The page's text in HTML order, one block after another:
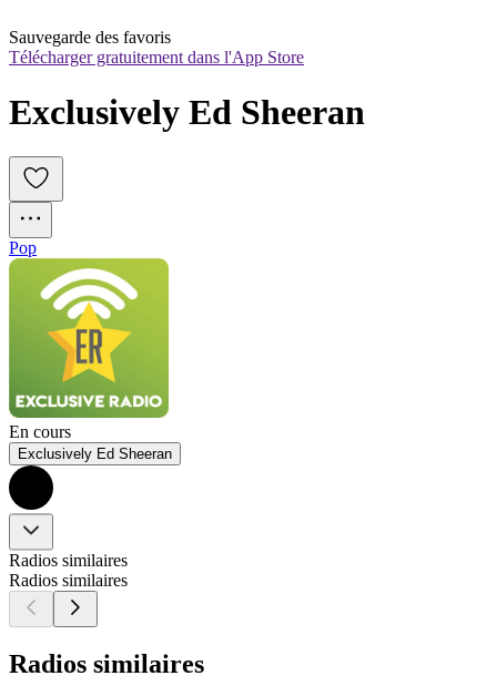
Sauvegarde des favoris
Télécharger gratuitement dans l'App Store
Exclusively Ed Sheeran
Pop
En cours
Exclusively Ed Sheeran
Radios similaires
Radios similaires
Radios similaires